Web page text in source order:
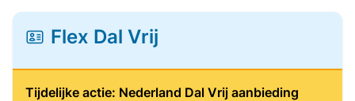
Flex Dal Vrij
Tijdelijke actie: Nederland Dal Vrij aanbieding